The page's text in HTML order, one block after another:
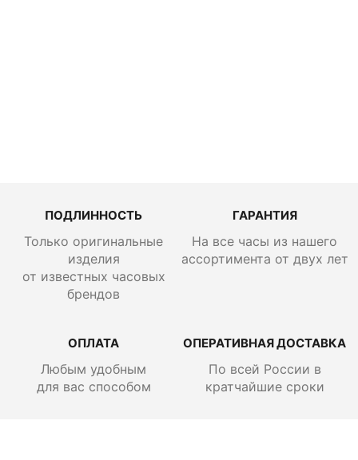
ПОДЛИННОСТЬ
Только оригинальные
изделия
от известных часовых
брендов
ГАРАНТИЯ
На все часы из нашего
ассортимента от двух лет
ОПЛАТА
Любым удобным
для вас способом
ОПЕРАТИВНАЯ ДОСТАВКА
По всей России в
кратчайшие сроки